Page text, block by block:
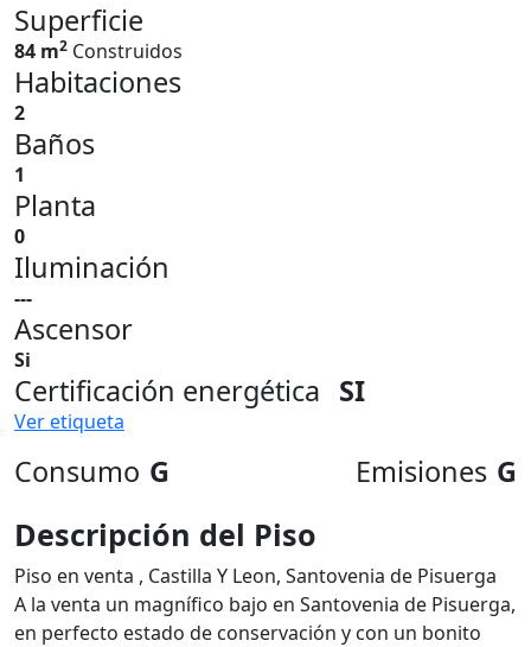
Superficie
84 m2 Construidos
Habitaciones
2
Baños
1
Planta
0
Iluminación
---
Ascensor
Si
Certificación energética SI
Ver etiqueta
Consumo G Emisiones G
Descripción del Piso
Piso en venta , Castilla Y Leon, Santovenia de Pisuerga
A la venta un magnífico bajo en Santovenia de Pisuerga,
en perfecto estado de conservación y con un bonito